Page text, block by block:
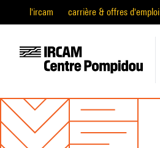
l'ircam carrière & offres d'emploi